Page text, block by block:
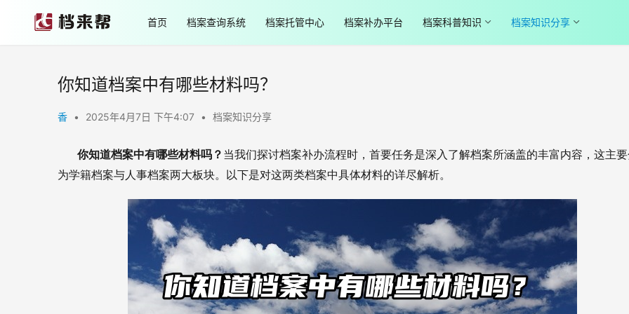
首页 档案查询系统 档案托管中心 档案补办平台 档案科普知识 档案知识分享
你知道档案中有哪些材料吗？
香 • 2025年4月7日 下午4:07 • 档案知识分享
你知道档案中有哪些材料吗？ 当我们探讨档案补办流程时，首要任务是深入了解档案所涵盖的丰富内容，这主
为学籍档案与人事档案两大板块。以下是对这两类档案中具体材料的详尽解析。